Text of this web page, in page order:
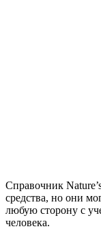
Справочник
средства, но они
любую сторону с
человека.